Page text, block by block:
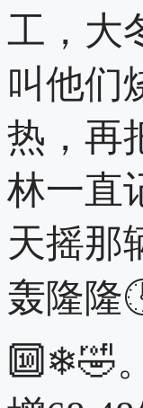
工，大
叫他们
热，再
林一直
天摇那
轰隆隆